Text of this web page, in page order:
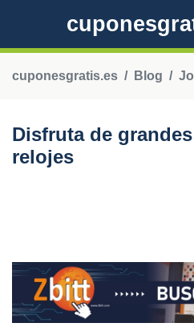
cuponesgratis.es Blog
Disfruta de
relojes